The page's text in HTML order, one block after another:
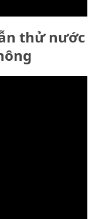
thử nước